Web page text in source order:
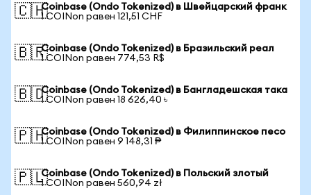
🇨🇭Coinbase (Ondo Tokenized) в Швейцарский франк
1 COINon равен 121,51 CHF
🇧🇷Coinbase (Ondo Tokenized) в Бразильский реал
1 COINon равен 774,53 R$
🇧🇩Coinbase (Ondo Tokenized) в Бангладешская така
1 COINon равен 18 626,40 ৳
🇵🇭Coinbase (Ondo Tokenized) в Филиппинское песо
1 COINon равен 9 148,31 ₱
🇵🇱Coinbase (Ondo Tokenized) в Польский злотый
1 COINon равен 560,94 zł